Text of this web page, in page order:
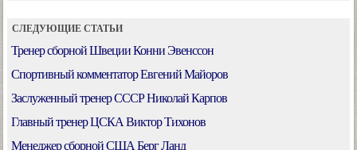
СЛЕДУЮЩИЕ СТАТЬИ
Тренер сборной Швеции Конни Эвенссон
Спортивный комментатор Евгений Майоров
Заслуженный тренер СССР Николай Карпов
Главный тренер ЦСКА Виктор Тихонов
Менеджер сборной США Берг Ланд